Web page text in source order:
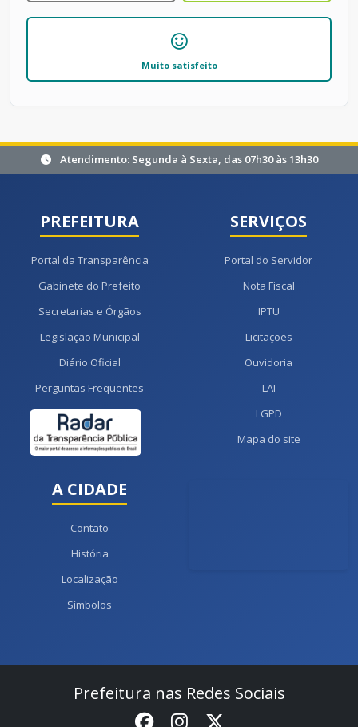
Muito satisfeito
Atendimento: Segunda à Sexta, das 07h30 às 13h30
PREFEITURA
Portal da Transparência
Gabinete do Prefeito
Secretarias e Órgãos
Legislação Municipal
Diário Oficial
Perguntas Frequentes
SERVIÇOS
Portal do Servidor
Nota Fiscal
IPTU
Licitações
Ouvidoria
LAI
LGPD
Mapa do site
A CIDADE
Contato
História
Localização
Símbolos
Prefeitura nas Redes Sociais